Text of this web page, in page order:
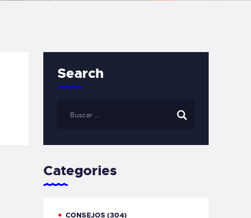
Search
Categories
CONSEJOS (304)